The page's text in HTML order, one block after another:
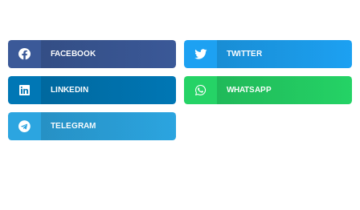
FACEBOOK TWITTER
LINKEDIN WHATSAPP
TELEGRAM